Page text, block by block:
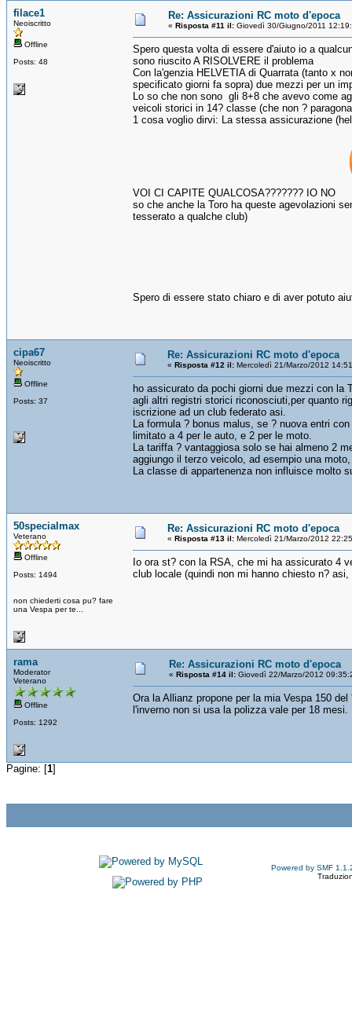
filace1
Neoiscritto
Offline
Posts: 48
Re: Assicurazioni RC moto d'epoca
« Risposta #11 il: Giovedì 30/Giugno/2011
Spero questa volta di essere d'aiuto io a
sono riuscito A RISOLVERE il problema
Con la'genzia HELVETIA di Quarrata (tanto x
specificato giorni fa sopra) due mezzi per un
Lo so che non sono gli 8+8 che avevo come
veicoli storici in 14? classe (che non ?
1 cosa voglio dirvi: La stessa assicurazione
VOI CI CAPITE QUALCOSA??????? IO NO
so che anche la Toro ha queste agevolazioni
tesserato a qualche club)
Spero di essere stato chiaro e di aver potuto
cipa67
Neoiscritto
Offline
Posts: 37
Re: Assicurazioni RC moto d'epoca
« Risposta #12 il: Mercoledì 21/Marzo/2012
ho assicurato da pochi giorni due mezzi con la
agli altri registri storici riconosciuti,per quanto
iscrizione ad un club federato asi.
La formula ? bonus malus, se ? nuova entri
limitato a 4 per le auto, e 2 per le moto.
La tariffa ? vantaggiosa solo se hai almeno 2
aggiungo il terzo veicolo, ad esempio una
La classe di appartenenza non influisce molto
50specialmax
Veterano
Offline
Posts: 1494
non chiederti cosa pu? fare
una Vespa per te...
Re: Assicurazioni RC moto d'epoca
« Risposta #13 il: Mercoledì 21/Marzo/2012
Io ora st? con la RSA, che mi ha assicurato 4
club locale (quindi non mi hanno chiesto n?
rama
Moderator
Veterano
Offline
Posts: 1292
Re: Assicurazioni RC moto d'epoca
« Risposta #14 il: Giovedì 22/Marzo/2012
Ora la Allianz propone per la mia Vespa 150
l'inverno non si usa la polizza vale per 18 mesi.
Pagine: [1]
Powered by SMF